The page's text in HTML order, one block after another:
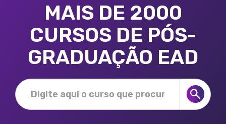
MAIS DE 2000
CURSOS DE PÓS-
GRADUAÇÃO EAD